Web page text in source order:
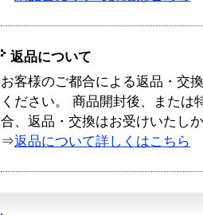
返品について
お客様のご都合による返品・交
ください。 商品開封後、または
合、返品・交換はお受けいたし
⇒返品について詳しくはこちら